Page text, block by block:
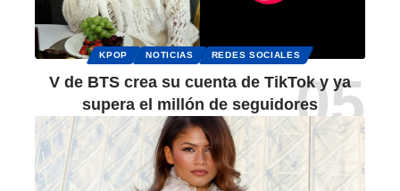
KPOP NOTICIAS REDES SOCIALES
V de BTS crea su cuenta de TikTok y ya
supera el millón de seguidores